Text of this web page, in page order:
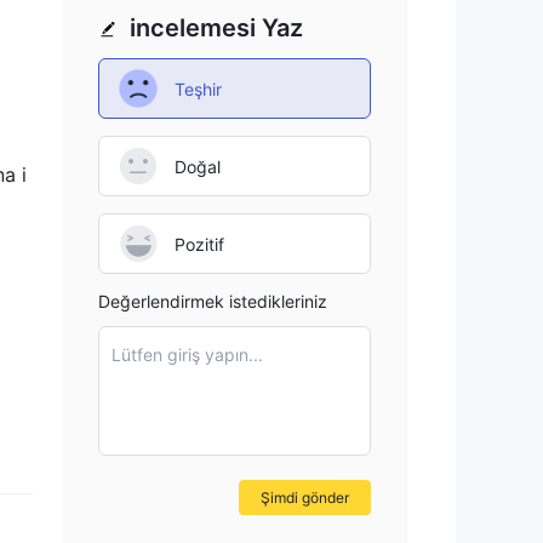
i
incelemesi Yaz
Teşhir
Doğal
Pozitif
Değerlendirmek istedikleriniz
Lütfen giriş yapın...
Şimdi gönder